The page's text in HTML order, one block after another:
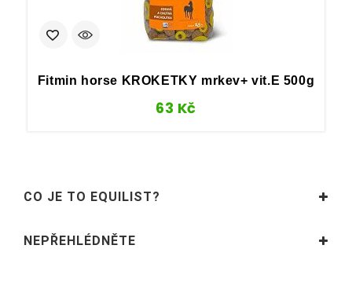
Fitmin horse KROKETKY mrkev+ vit.E 500g
63 Kč
CO JE TO EQUILIST?
NEPŘEHLÉDNĚTE